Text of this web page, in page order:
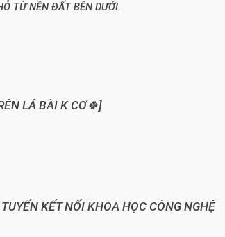
TỪ NỀN ĐẤT BÊN DƯỚI.
LÁ BÀI K CƠ🍀]
KẾT NỐI KHOA HỌC CÔNG NGHỆ